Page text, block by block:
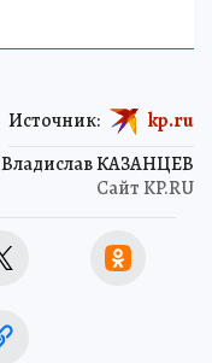
Владислав КАЗАНЦЕВ
Сайт KP.RU
Источник: kp.ru